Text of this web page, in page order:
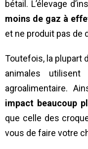
bétail. L’élevage
moins de gaz à
et ne produit pas de
Toutefois, la plupart
animales utilisent
agroalimentaire.
impact beaucoup
que celle des
vous de faire votre